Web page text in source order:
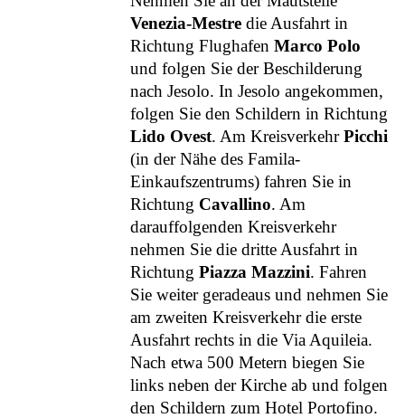
Venezia-Mestre die Ausfahrt in
Richtung FlughafenMarco Polo
und folgen Sie der Beschilderung
nach Jesolo. In Jesolo angekommen,
folgen Sie den Schildern in Richtung
Lido Ovest. Am KreisverkehrPicchi
(in der Nähe des Famila-
Einkaufszentrums) fahren Sie in
Richtung Cavallino. Am
darauffolgenden Kreisverkehr
nehmen Sie die dritte Ausfahrt in
RichtungPiazza Mazzini. Fahren
Sie weiter geradeaus und nehmen Sie
am zweiten Kreisverkehr die erste
Ausfahrt rechts in die Via Aquileia.
Nach etwa 500 Metern biegen Sie
links neben der Kirche ab und folgen
den Schildern zum Hotel Portofino.